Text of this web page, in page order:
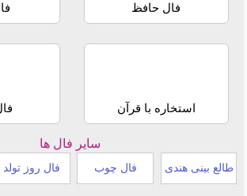
فال حافظ
استخاره با قرآن
سایر فال ها
طالع بینی هندی فال چوب فال روز تولد